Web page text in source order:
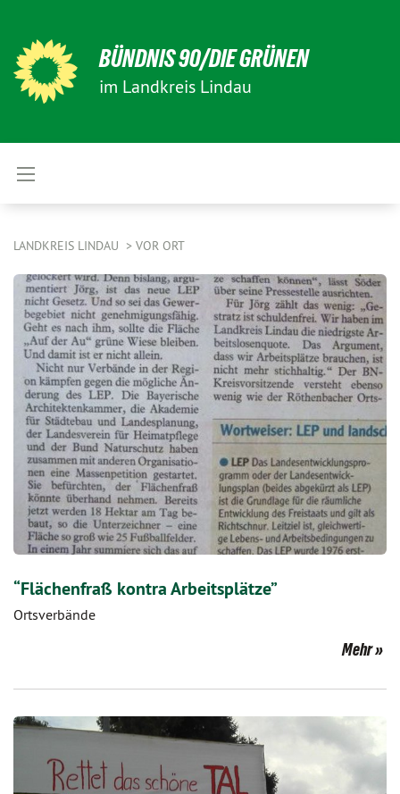
BÜNDNIS 90/DIE GRÜNEN
im Landkreis Lindau
LANDKREIS LINDAU VOR ORT
“Flächenfraß kontra Arbeitsplätze”
Ortsverbände
Mehr